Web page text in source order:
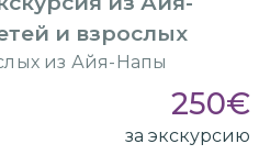
и взрослых
из Айя-Напы
250€
за экскурсию